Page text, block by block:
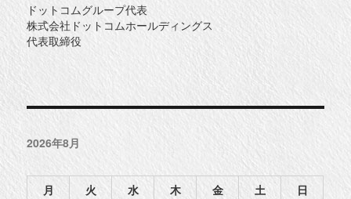
ドットコムグループ代表
株式会社ドットコムホールディングス
代表取締役
2026年8月
月 火 水 木 金 土 日